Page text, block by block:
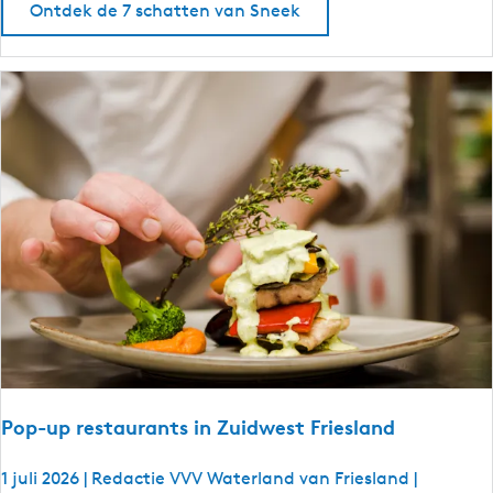
n
d
n
i
n
S
n
e
k
Ontdek de 7 schatten van Sneek
Pop-up restaurants in Zuidwest Friesland
1 juli 2026 | Redactie VVV Waterland van Friesland |